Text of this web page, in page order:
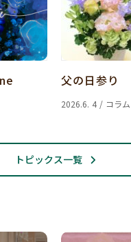
父の日参り
2026.6. 4 / コラム
トピックス一覧